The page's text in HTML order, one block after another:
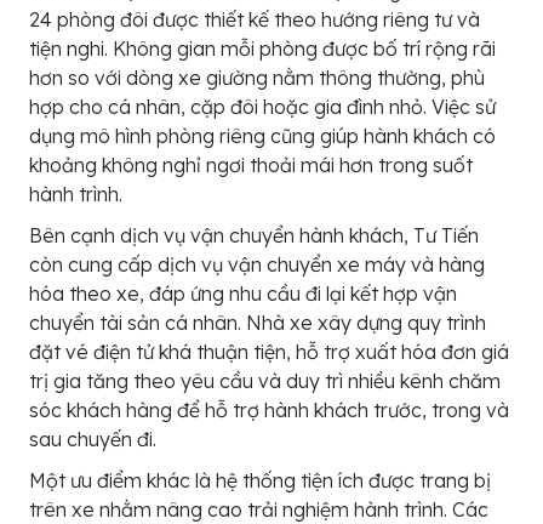
24 phòng đôi được thiết kế theo hướng riêng tư và
tiện nghi. Không gian mỗi phòng được bố trí rộng rãi
hơn so với dòng xe giường nằm thông thường, phù
hợp cho cá nhân, cặp đôi hoặc gia đình nhỏ. Việc sử
dụng mô hình phòng riêng cũng giúp hành khách có
khoảng không nghỉ ngơi thoải mái hơn trong suốt
hành trình.
Bên cạnh dịch vụ vận chuyển hành khách, Tư Tiến
còn cung cấp dịch vụ vận chuyển xe máy và hàng
hóa theo xe, đáp ứng nhu cầu đi lại kết hợp vận
chuyển tài sản cá nhân. Nhà xe xây dựng quy trình
đặt vé điện tử khá thuận tiện, hỗ trợ xuất hóa đơn giá
trị gia tăng theo yêu cầu và duy trì nhiều kênh chăm
sóc khách hàng để hỗ trợ hành khách trước, trong và
sau chuyến đi.
Một ưu điểm khác là hệ thống tiện ích được trang bị
trên xe nhằm nâng cao trải nghiệm hành trình. Các